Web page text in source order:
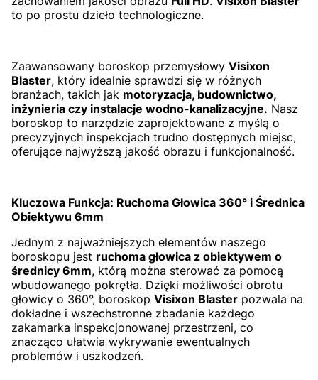
to po prostu dzieło technologiczne.
Zaawansowany boroskop przemysłowy Visixon
Blaster, który idealnie sprawdzi się w różnych
branżach, takich jak motoryzacja, budownictwo,
inżynieria czy instalacje wodno-kanalizacyjne. Nasz
boroskop to narzędzie zaprojektowane z myślą o
precyzyjnych inspekcjach trudno dostępnych miejsc,
oferujące najwyższą jakość obrazu i funkcjonalność.
Kluczowa Funkcja: Ruchoma Głowica 360° i Średnica
Obiektywu 6mm
Jednym z najważniejszych elementów naszego
boroskopu jest ruchoma głowica z obiektywem o
średnicy 6mm, którą można sterować za pomocą
wbudowanego pokrętła. Dzięki możliwości obrotu
głowicy o 360°, boroskop Visixon Blaster pozwala na
dokładne i wszechstronne zbadanie każdego
zakamarka inspekcjonowanej przestrzeni, co
znacząco ułatwia wykrywanie ewentualnych
problemów i uszkodzeń.